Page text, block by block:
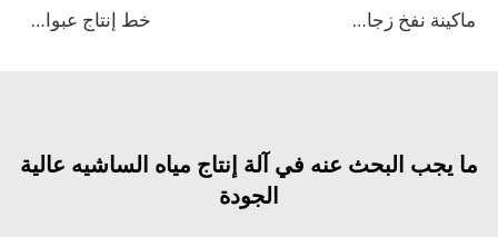
ماكينة نفخ زجاجات PET من 6 تجاويف خط إنتاج عبوات الألمنيوم للمشروبات الغازية
البحث عنه في آلة إنتاج مياه الساشيه عالية
الجودة